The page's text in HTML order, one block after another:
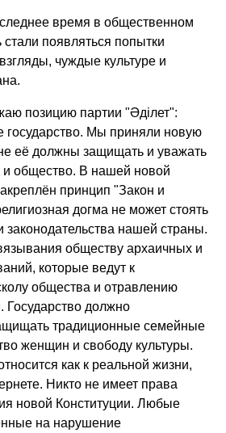
время в общественном
стали появляться попытки
чуждые культуре и
позицию партии "Әділет":
государство. Мы приняли новую
её должны защищать и уважать
и общество. В нашей новой
принцип "Закон и
догма не может стоять
законодательства нашей страны.
обществу архаичных и
которые ведут к
общества и отравлению
Государство должно
традиционные семейные
женщин и свободу культуры.
как к реальной жизни,
Никто не имеет права
новой Конституции. Любые
на нарушение